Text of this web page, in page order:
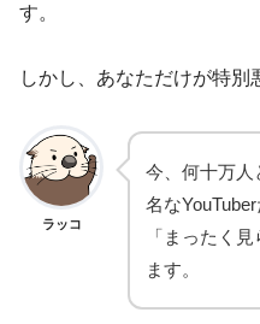
す。
しかし、あなただけが特別
ラッコ
今、何十万人
名な
「まったく
ます。